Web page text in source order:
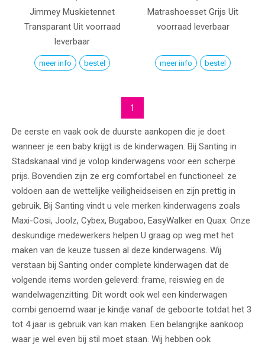
Jimmey Muskietennet
Transparant Uit voorraad
leverbaar
meer info bestel
Matrashoesset Grijs Uit
voorraad leverbaar
meer info bestel
1
De eerste en vaak ook de duurste aankopen die je doet
wanneer je een baby krijgt is de kinderwagen. Bij Santing in
Stadskanaal vind je volop kinderwagens voor een scherpe
prijs. Bovendien zijn ze erg comfortabel en functioneel: ze
voldoen aan de wettelijke veiligheidseisen en zijn prettig in
gebruik. Bij Santing vindt u vele merken kinderwagens zoals
Maxi-Cosi, Joolz, Cybex, Bugaboo, EasyWalker en Quax. Onze
deskundige medewerkers helpen U graag op weg met het
maken van de keuze tussen al deze kinderwagens. Wij
verstaan bij Santing onder complete kinderwagen dat de
volgende items worden geleverd: frame, reiswieg en de
wandelwagenzitting. Dit wordt ook wel een kinderwagen
combi genoemd waar je kindje vanaf de geboorte totdat het 3
tot 4 jaar is gebruik van kan maken. Een belangrijke aankoop
waar je wel even bij stil moet staan. Wij hebben ook